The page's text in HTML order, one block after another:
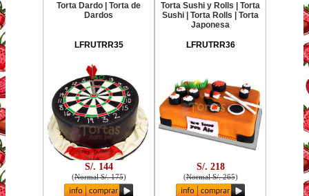
Torta Dardo | Torta de
Dardos
LFRUTRR35
S/. 144
(Normal S/. 175)
Torta Sushi y Rolls | Torta
Sushi | Torta Rolls | Torta
Japonesa
LFRUTRR36
S/. 218
(Normal S/. 265)